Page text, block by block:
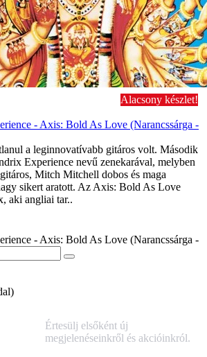
Alacsony készlet!
- Axis: Bold As Love (Narancssárga -
a leginnovatívabb gitáros volt. Második
Experience nevű zenekarával, melyben
Mitch Mitchell dobos és maga
sikert aratott. Az Axis: Bold As Love
aki angliai tar..
- Axis: Bold As Love (Narancssárga -
Értesülj elsőként új
megjelenéseinkről és akcióinkról.